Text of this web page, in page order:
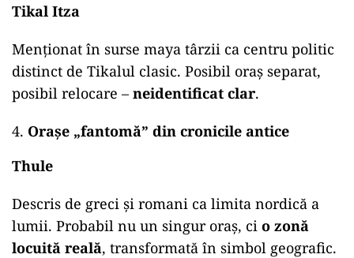
Tikal Itza
Menționat în surse maya târzii ca centru politic
distinct de Tikalul clasic. Posibil oraș separat,
posibil relocare – neidentificat clar.
Orașe „fantomă” din cronicile antice
Thule
Descris de greci și romani ca limita nordică a
lumii. Probabil nu un singur oraș, ci o zonă
locuită reală, transformată în simbol geografic.